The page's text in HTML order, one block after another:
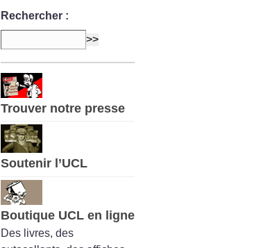
Rechercher :
Trouver notre presse
Soutenir l’UCL
Boutique UCL en ligne
Des livres, des